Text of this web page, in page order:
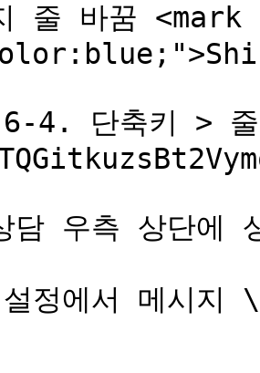
줄 바꿈 <mark
4. 단축키 >
우측 상단에
정에서 메시지